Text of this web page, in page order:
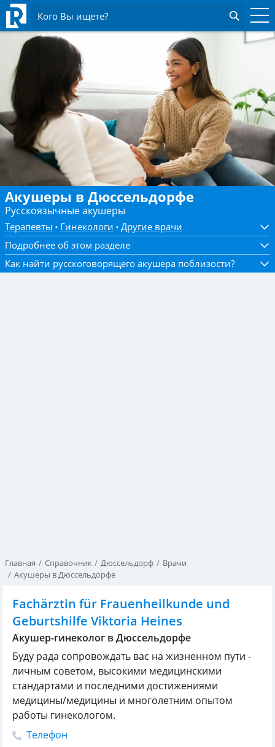
Кого Вы ищете?
Акушеры в Дюссельдорфе
Русскоязычные акушеры
Терапевты Гинекологи
Другие врачи
Подробнее об этом разделе
Как найти русскоговорящего акушера поблизости?
Главная Справочник Дюссельдорф
Врачи
Акушеры в Дюссельдорфе
Fachärztin für Frauenheilkunde und
Geburtshilfe Viktoria Heines
Акушер-гинеколог в Дюссельдорфе
Буду рада сопровождать вас на жизненном пути -
личным советом, высокими медицинскими
стандартами и последними достижениями
медицины/медицины и многолетним опытом
работы гинекологом.
Телефон